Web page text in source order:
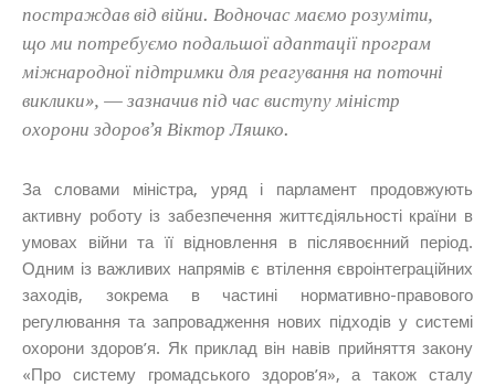
постраждав від війни. Водночас маємо розуміти,
що ми потребуємо подальшої адаптації програм
міжнародної підтримки для реагування на поточні
виклики», — зазначив під час виступу міністр
охорони здоров’я Віктор Ляшко.
За словами міністра, уряд і парламент продовжують
активну роботу із забезпечення життєдіяльності країни в
умовах війни та її відновлення в післявоєнний період.
Одним із важливих напрямів є втілення євроінтеграційних
заходів, зокрема в частині нормативно-правового
регулювання та запровадження нових підходів у системі
охорони здоров’я. Як приклад він навів прийняття закону
«Про систему громадського здоров’я», а також сталу